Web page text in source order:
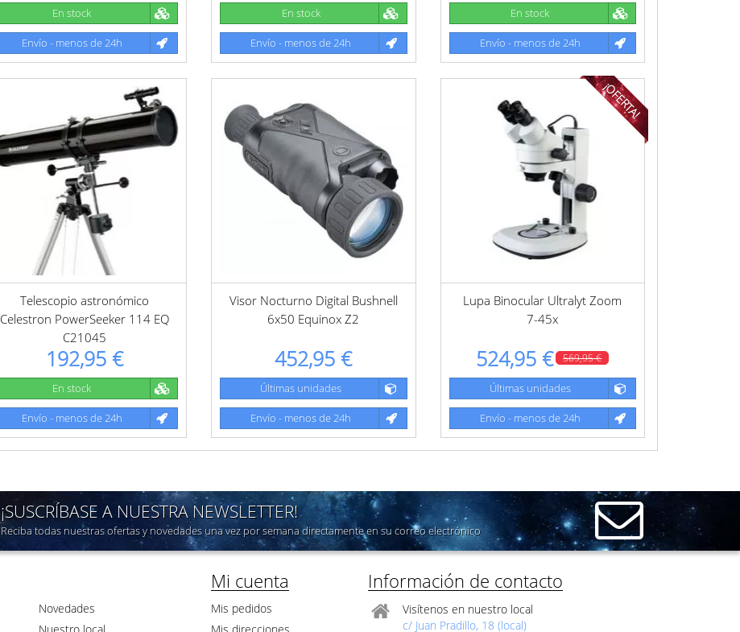
En stock
Envío - menos de 24h
En stock
Envío - menos de 24h
En stock
Envío - menos de 24h
Telescopio astronómico
Celestron PowerSeeker 114 EQ
C21045
192,95 €
En stock
Envío - menos de 24h
Visor Nocturno Digital Bushnell
6x50 Equinox Z2
452,95 €
Últimas unidades
Envío - menos de 24h
¡OFERTA!
Lupa Binocular Ultralyt Zoom
7-45x
524,95 € 569,95 €
Últimas unidades
Envío - menos de 24h
¡SUSCRÍBASE A NUESTRA NEWSLETTER!
Reciba todas nuestras ofertas y novedades una vez por semana directamente en su correo electrónico
Novedades
Nuestro local
Mi cuenta
Mis pedidos
Mis direcciones
Información de contacto
Visítenos en nuestro local
c/ Juan Pradillo, 18 (local)